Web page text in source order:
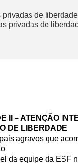
privadas de
privadas de
II – ATENÇÃO
DE LIBERDADE
agravos que
da equipe da ESF